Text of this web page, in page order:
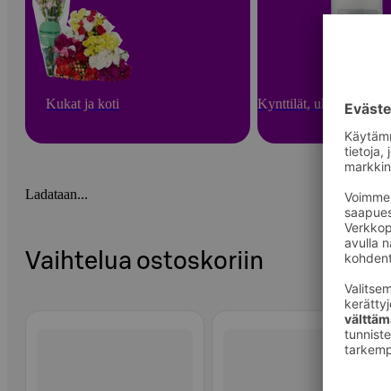
Kukat ja koti Kynttilät, ulkotulet ja
Ladataan...
Vaihtelua ostoskoriin